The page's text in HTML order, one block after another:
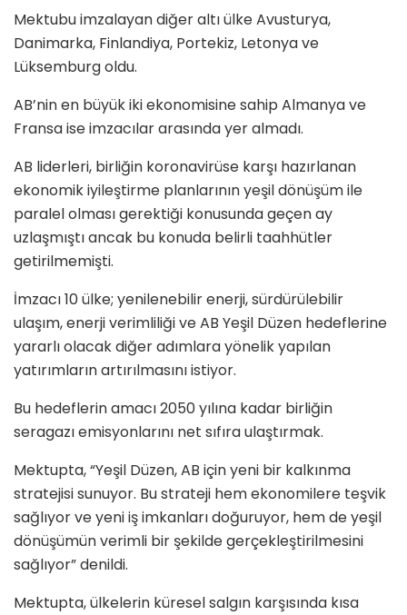
Mektubu imzalayan diğer altı ülke Avusturya,
Danimarka, Finlandiya, Portekiz, Letonya ve
Lüksemburg oldu.
AB’nin en büyük iki ekonomisine sahip Almanya ve
Fransa ise imzacılar arasında yer almadı.
AB liderleri, birliğin koronavirüse karşı hazırlanan
ekonomik iyileştirme planlarının yeşil dönüşüm ile
paralel olması gerektiği konusunda geçen ay
uzlaşmıştı ancak bu konuda belirli taahhütler
getirilmemişti.
İmzacı 10 ülke; yenilenebilir enerji, sürdürülebilir
ulaşım, enerji verimliliği ve AB Yeşil Düzen hedeflerine
yararlı olacak diğer adımlara yönelik yapılan
yatırımların artırılmasını istiyor.
Bu hedeflerin amacı 2050 yılına kadar birliğin
seragazı emisyonlarını net sıfıra ulaştırmak.
Mektupta, “Yeşil Düzen, AB için yeni bir kalkınma
stratejisi sunuyor. Bu strateji hem ekonomilere teşvik
sağlıyor ve yeni iş imkanları doğuruyor, hem de yeşil
dönüşümün verimli bir şekilde gerçekleştirilmesini
sağlıyor” denildi.
Mektupta, ülkelerin küresel salgın karşısında kısa